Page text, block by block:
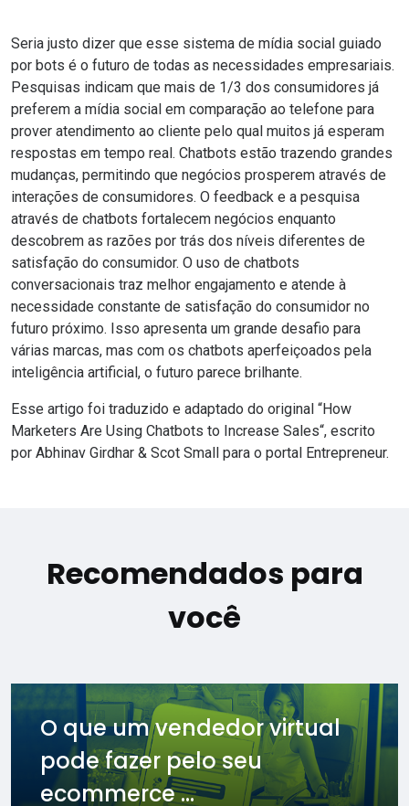
Seria justo dizer que esse sistema de mídia social guiado
por bots é o futuro de todas as necessidades empresariais.
Pesquisas indicam que mais de 1/3 dos consumidores já
preferem a mídia social em comparação ao telefone para
prover atendimento ao cliente pelo qual muitos já esperam
respostas em tempo real. Chatbots estão trazendo grandes
mudanças, permitindo que negócios prosperem através de
interações de consumidores. O feedback e a pesquisa
através de chatbots fortalecem negócios enquanto
descobrem as razões por trás dos níveis diferentes de
satisfação do consumidor. O uso de chatbots
conversacionais traz melhor engajamento e atende à
necessidade constante de satisfação do consumidor no
futuro próximo. Isso apresenta um grande desafio para
várias marcas, mas com os chatbots aperfeiçoados pela
inteligência artificial, o futuro parece brilhante.
Esse artigo foi traduzido e adaptado do original “How
Marketers Are Using Chatbots to Increase Sales“, escrito
por Abhinav Girdhar & Scot Small para o portal Entrepreneur.
Recomendados para
você
O que um vendedor virtual
pode fazer pelo seu
ecommerce ...